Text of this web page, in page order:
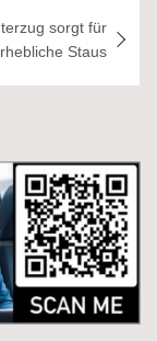
sorgt für
Staus